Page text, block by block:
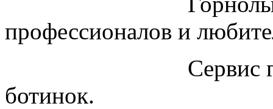
профессионалов и
Сервис
ботинок.